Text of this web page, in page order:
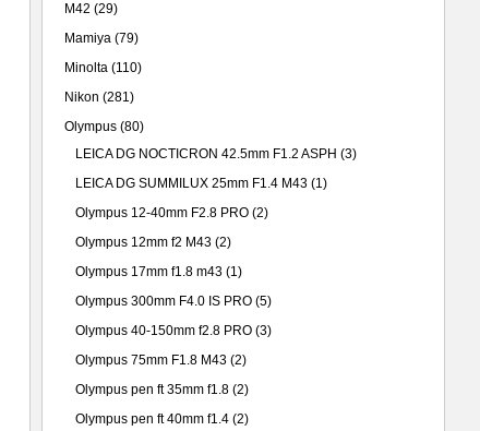
M42 (29)
Mamiya (79)
Minolta (110)
Nikon (281)
Olympus (80)
LEICA DG NOCTICRON 42.5mm F1.2 ASPH (3)
LEICA DG SUMMILUX 25mm F1.4 M43 (1)
Olympus 12-40mm F2.8 PRO (2)
Olympus 12mm f2 M43 (2)
Olympus 17mm f1.8 m43 (1)
Olympus 300mm F4.0 IS PRO (5)
Olympus 40-150mm f2.8 PRO (3)
Olympus 75mm F1.8 M43 (2)
Olympus pen ft 35mm f1.8 (2)
Olympus pen ft 40mm f1.4 (2)